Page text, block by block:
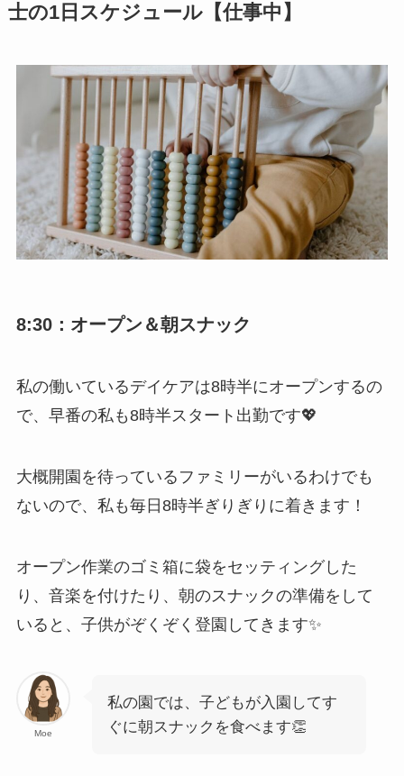
士の1日スケジュール【仕事中】
8:30：オープン＆朝スナック
私の働いているデイケアは8時半にオープンするの
で、早番の私も8時半スタート出勤です💖
大概開園を待っているファミリーがいるわけでも
ないので、私も毎日8時半ぎりぎりに着きます！
オープン作業のゴミ箱に袋をセッティングした
り、音楽を付けたり、朝のスナックの準備をして
いると、子供がぞくぞく登園してきます✨
Moe
私の園では、子どもが入園してす
ぐに朝スナックを食べます👏